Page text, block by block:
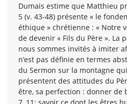
Dumais estime que Matthieu
5 (v. 43-48) présente « le
éthique » chrétienne : « Notre
de devenir « Fils du Père ». La
nous sommes invités à imiter
n’est pas définie en termes
du Sermon sur la montagne
présentent des attitudes du
être, sa perfection : donner de